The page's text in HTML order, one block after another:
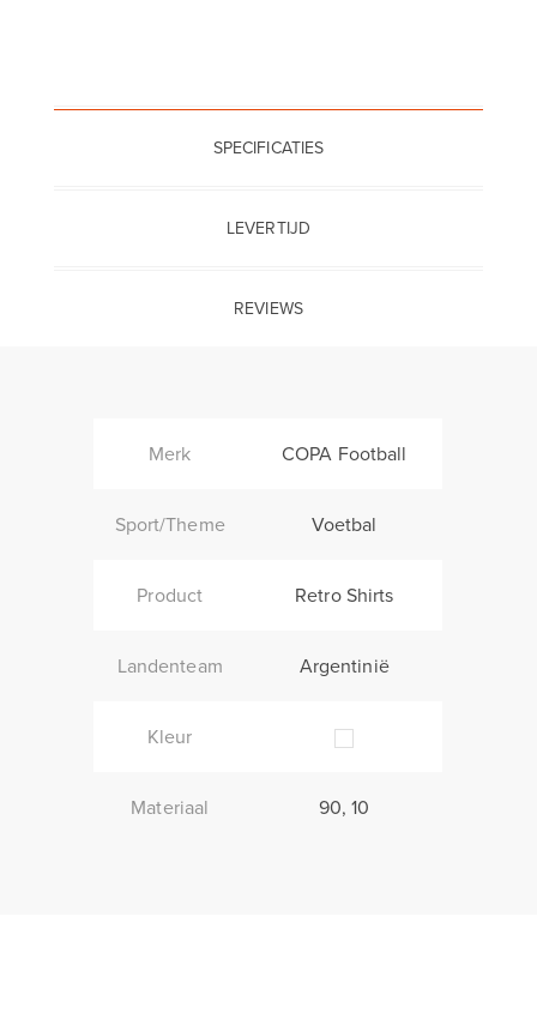
SPECIFICATIES
LEVERTIJD
REVIEWS
Merk COPA Football
Sport/Theme Voetbal
Product Retro Shirts
Landenteam Argentinië
Kleur
Materiaal 90, 10